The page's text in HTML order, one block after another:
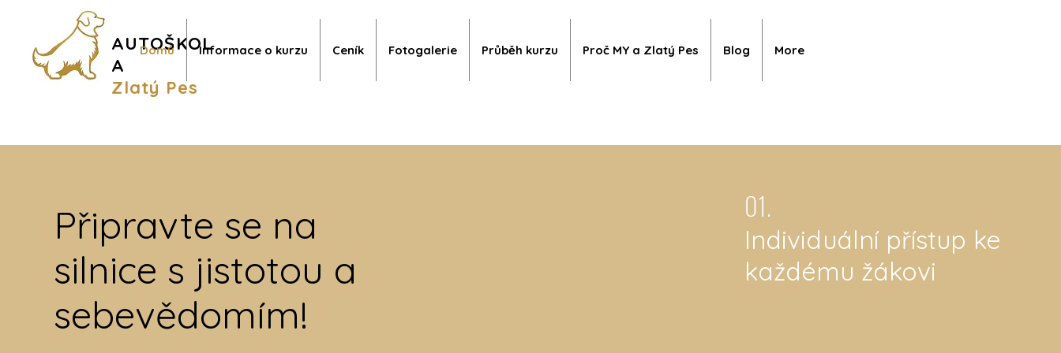
AUTOŠKOL
A
Zlatý Pes
Domů Informace o kurzu Ceník Fotogalerie Průběh kurzu Proč MY a Zlatý Pes Blog More
Připravte se na
silnice s jistotou a
sebevědomím!
01.
Individuální přístup ke
každému žákovi